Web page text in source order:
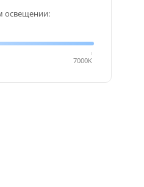
освещении:
7000K